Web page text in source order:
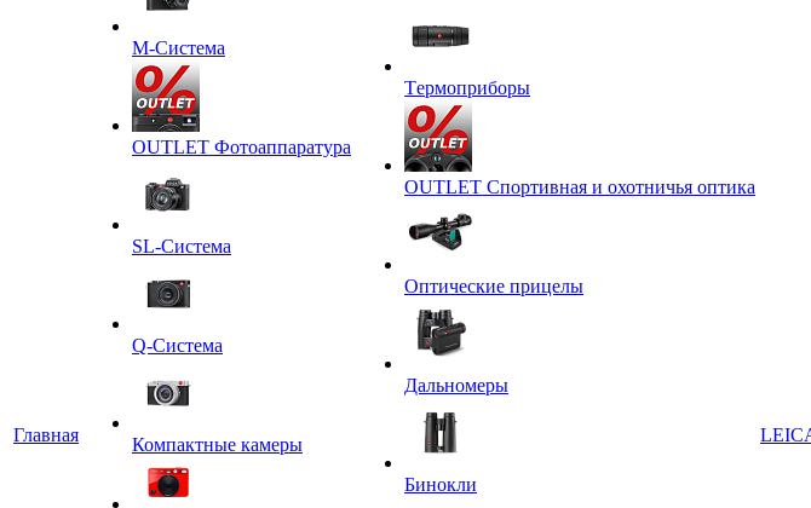
Главная
M-Система
OUTLET Фотоаппаратура
SL-Система
Q-Cистема
Компактные камеры
Tермоприборы
OUTLET Спортивная и охотничья оптика
Оптические прицелы
Дальномеры
Бинокли